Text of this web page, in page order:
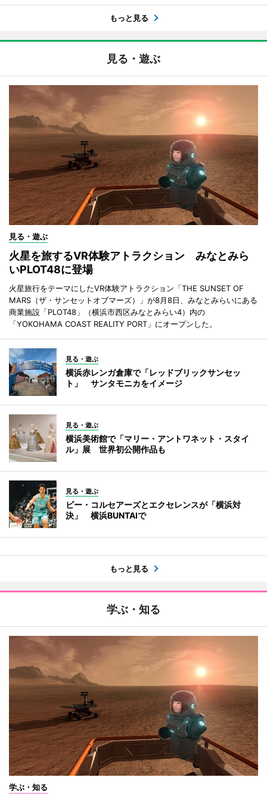
もっと見る
見る・遊ぶ
見る・遊ぶ
火星を旅するVR体験アトラクション みなとみら
いPLOT48に登場
火星旅行をテーマにしたVR体験アトラクション「THE SUNSET OF
MARS（ザ・サンセットオブマーズ）」が8月8日、みなとみらいにある
商業施設「PLOT48」（横浜市西区みなとみらい4）内の
「YOKOHAMA COAST REALITY PORT」にオープンした。
見る・遊ぶ
横浜赤レンガ倉庫で「レッドブリックサンセッ
ト」 サンタモニカをイメージ
見る・遊ぶ
横浜美術館で「マリー・アントワネット・スタイ
ル」展 世界初公開作品も
見る・遊ぶ
ビー・コルセアーズとエクセレンスが「横浜対
決」 横浜BUNTAIで
もっと見る
学ぶ・知る
学ぶ・知る